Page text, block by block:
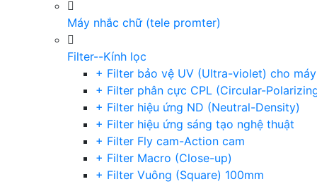
Máy nhắc chữ (tele promter)
Filter--Kính lọc
+ Filter bảo vệ UV (Ultra-violet) cho
+ Filter phân cực CPL (Circular-
+ Filter hiệu ứng ND (Neutral-Density)
+ Filter hiệu ứng sáng tạo nghệ thuật
+ Filter Fly cam-Action cam
+ Filter Macro (Close-up)
+ Filter Vuông (Square) 100mm